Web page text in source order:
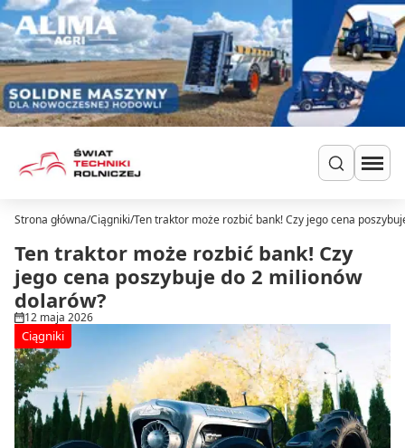
Przejdź do treści
Ciągniki
Ładowarki
Do zielonki
Dla hodowców
Uprawa
Siew i nawożenie
Ochrona i nawadnianie
Transport i przechowywanie
Do zbioru
Szukaj
Strona główna/Ciągniki/Ten traktor może rozbić bank! Czy jego cena
Ten traktor może rozbić bank! Czy
jego cena poszybuje do 2 milionów
dolarów?
12 maja 2026
Ciągniki